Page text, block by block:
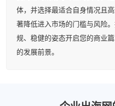
体，并选择最适合自身情况且
著降低进入市场的门槛与风险
规、稳健的姿态开启您的商业
的发展前景。